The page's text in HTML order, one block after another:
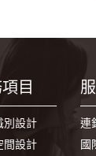
目
別設計
間設計
連
國